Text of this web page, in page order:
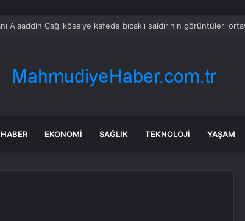
Uyuşturucu Operasyonu: 1 Tutuklama
HABER EKONOMI SAĞLIK TEKNOLOJI YAŞAM